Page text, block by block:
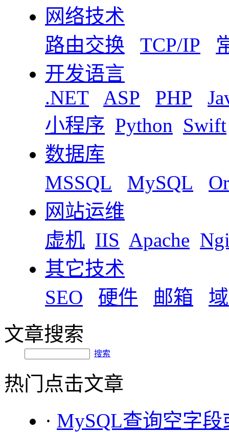
网络技术
路由交换
TCP/IP
开发语言
.NET
ASP PHP
小程序 Python Swift
数据库
MSSQL
MySQL
网站运维
虚机 IIS Apache
其它技术
SEO
硬件 邮箱
文章搜索
搜索
热门点击文章
· MySQL查询空字